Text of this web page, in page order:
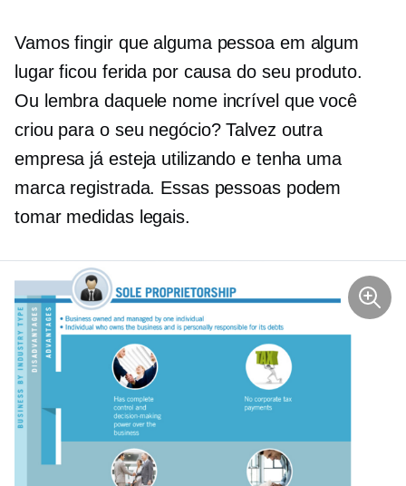
Vamos fingir que alguma pessoa em algum
lugar ficou ferida por causa do seu produto.
Ou lembra daquele nome incrível que você
criou para o seu negócio? Talvez outra
empresa já esteja utilizando e tenha uma
marca registrada. Essas pessoas podem
tomar medidas legais.